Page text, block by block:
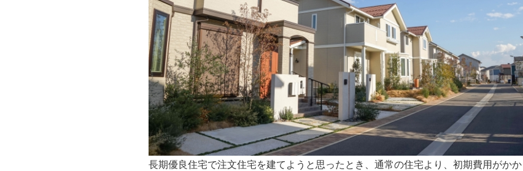
長期優良住宅で注文住宅を建てようと思ったとき、通常の住宅より、初期費用がかか